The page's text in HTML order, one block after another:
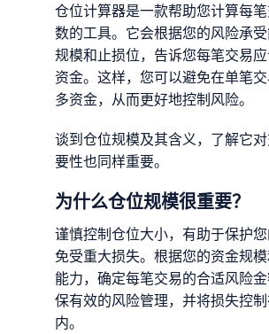
仓位计算器是一款帮助您计算每
数的工具。它会根据您的风险承
规模和止损位，告诉您每笔交易
资金。这样，您可以避免在单笔
多资金，从而更好地控制风险。
谈到仓位规模及其含义，了解它
要性也同样重要。
为什么仓位规模很重要？
谨慎控制仓位大小，有助于保护
免受重大损失。根据您的资金规
能力，确定每笔交易的合适风险
保有效的风险管理，并将损失控
内。